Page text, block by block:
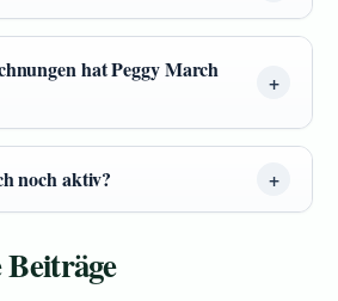
hat Peggy March
noch aktiv?